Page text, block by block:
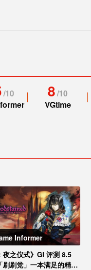
/10
8/10
VGtime
Informer
夜之仪式》GI 评测 8.5
刷刷党」一本满足的精神